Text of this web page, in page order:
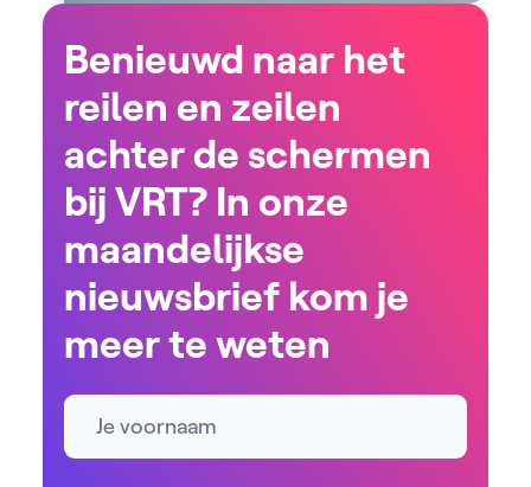
Benieuwd naar het
reilen en zeilen
achter de schermen
bij VRT? In onze
maandelijkse
nieuwsbrief kom je
meer te weten
Naam